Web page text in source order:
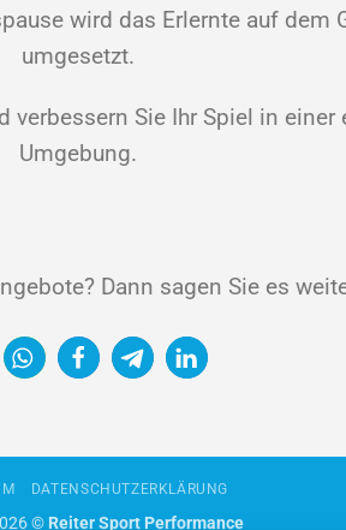
wird das Erlernte auf
umgesetzt.
verbessern Sie Ihr Spiel in
Umgebung.
Dann sagen Sie es
DATENSCHUTZERKLÄRUNG
© Reiter Sport Performance